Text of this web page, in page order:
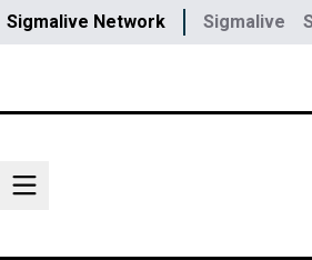
Sigmalive Network Sigmalive